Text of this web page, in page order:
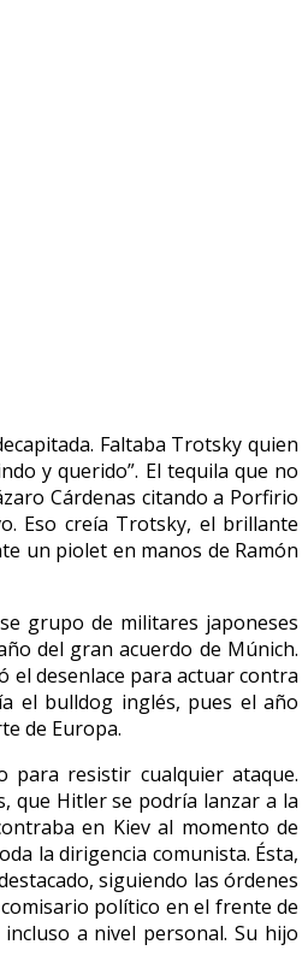
Faltaba Trotsky quien
y querido”. El tequila que no
Cárdenas citando a Porfirio
Eso creía Trotsky, el brillante
un piolet en manos de Ramón
grupo de militares japoneses
del gran acuerdo de Múnich.
el desenlace para actuar contra
el bulldog inglés, pues el año
de Europa.
para resistir cualquier ataque.
que Hitler se podría lanzar a la
en Kiev al momento de
la dirigencia comunista. Ésta,
siguiendo las órdenes
político en el frente de
a nivel personal. Su hijo